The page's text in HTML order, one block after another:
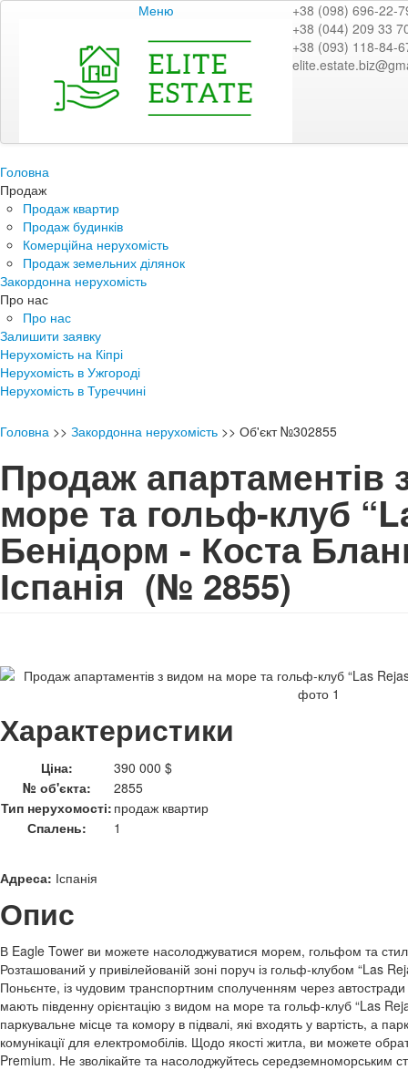
Меню
+38 (098) 696-22-
+38 (044) 209 33
+38 (093) 118-84-
Головна
Продаж
Продаж квартир
Продаж будинків
Комерційна нерухомість
Продаж земельних ділянок
Закордонна нерухомість
Про нас
Про нас
Залишити заявку
Нерухомість на Кіпрі
Нерухомість в Ужгороді
Нерухомість в Туреччині
Головна >> Закордонна нерухомість >> Об'єкт №302855
Продаж апартаментів
море та гольф-клуб
Бенідорм - Коста
Іспанія (№ 2855)
Характеристики
Ціна:
390 000 $
№ об'єкта:
2855
Тип нерухомості: продаж квартир
Спалень:
1
Адреса: Іспанія
Опис
В Eagle Tower ви можете насолоджуватися морем, гольфом та
Розташований у привілейованій зоні поруч із гольф-клубом “Las
Поньєнте, із чудовим транспортним сполученням через
мають південну орієнтацію з видом на море та гольф-клуб “Las
паркувальне місце та комору в підвалі, які входять у вартість, а
комунікації для електромобілів. Щодо якості житла, ви можете
Premium. Не зволікайте та насолоджуйтесь середземноморським